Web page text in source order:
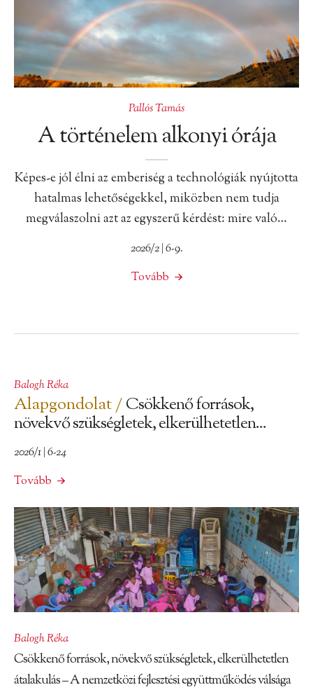
Pallós Tamás
A történelem alkonyi órája
Képes-e jól élni az emberiség a technológiák nyújtotta
hatalmas lehetőségekkel, miközben nem tudja
megválaszolni azt az egyszerű kérdést: mire való…
2026/2 | 6-9.
Tovább
Balogh Réka
Alapgondolat /Csökkenő források,
növekvő szükségletek, elkerülhetetlen...
2026/1 | 6-24
Tovább
Balogh Réka
Csökkenő források, növekvő szükségletek, elkerülhetetlen
átalakulás – A nemzetközi fejlesztési együttműködés válsága